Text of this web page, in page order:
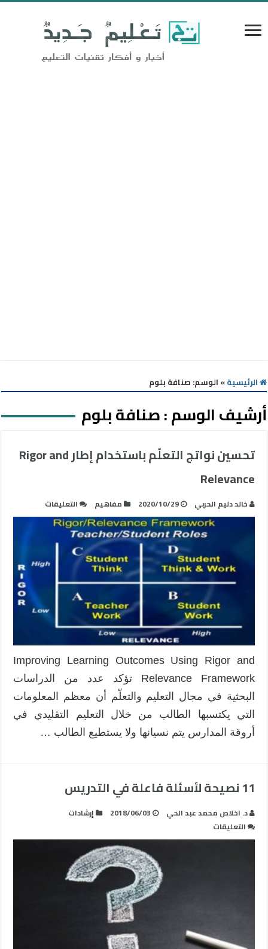
الرئيسية» الوسم: صنافة بلوم
أرشيف الوسم :صنافة بلوم
تحسين نواتج التعلّم باستخدام إطار Rigor and
Relevance
خالد دليم الحربي 2020/10/29 مفاهيم التعليقات
تحسين
باستخدام
إطار
Rigor
and
Relevance
Improving Learning Outcomes Using Rigor and
Relevance Framework تؤكد عدد من الدراسات
البحثية في مجال التعليم والتعلّم أن معظم المعلومات
التي يكتسبها الطالب من خلال التعليم التقليدي في
أروقة المدارس يتم نسيانها ولا يستطيع الطالب …
11 نصيحة لأسئلة فاعلة في التدريس
د. اخلاص محمد عبد الحي 2018/06/03
إرشادات
التعليقات
11